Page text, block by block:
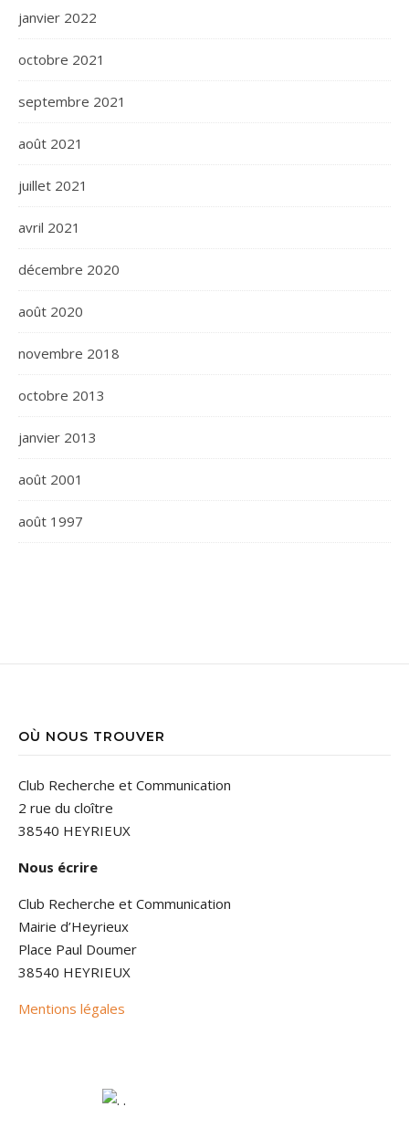
janvier 2022
octobre 2021
septembre 2021
août 2021
juillet 2021
avril 2021
décembre 2020
août 2020
novembre 2018
octobre 2013
janvier 2013
août 2001
août 1997
OÙ NOUS TROUVER
Club Recherche et Communication
2 rue du cloître
38540 HEYRIEUX
Nous écrire
Club Recherche et Communication
Mairie d’Heyrieux
Place Paul Doumer
38540 HEYRIEUX
Mentions légales